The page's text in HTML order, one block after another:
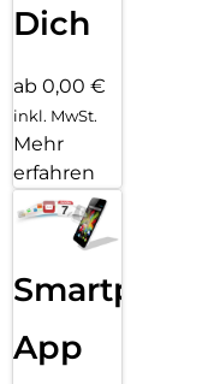
Dich
ab 0,00 €
inkl. MwSt.
Mehr
erfahren
Smartphone
App